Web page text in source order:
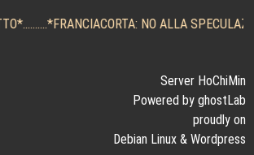
*..........*FRANCIACORTA: NO ALLA
Server HoChiMin
Powered by ghostLab
proudly on
Debian Linux & Wordpress